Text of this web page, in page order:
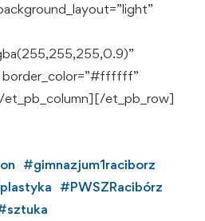
border_color=”#ffffff”
et_pb_column][/et_pb_row]
#gimnazjum1raciborz
plastyka #PWSZRacibórz
sztuka